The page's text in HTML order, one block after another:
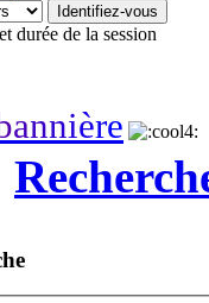
durée de la session
annière